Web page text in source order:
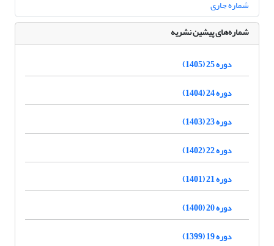
شماره جاری
شماره‌های پیشین نشریه
دوره 25 (1405)
دوره 24 (1404)
دوره 23 (1403)
دوره 22 (1402)
دوره 21 (1401)
دوره 20 (1400)
دوره 19 (1399)